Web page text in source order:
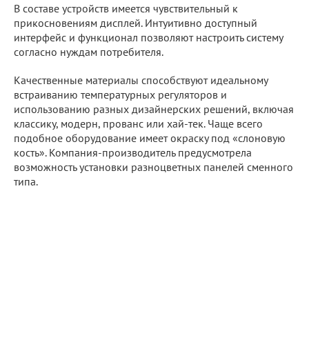
В составе устройств имеется чувствительный к
прикосновениям дисплей. Интуитивно доступный
интерфейс и функционал позволяют настроить систему
согласно нуждам потребителя.
Качественные материалы способствуют идеальному
встраиванию температурных регуляторов и
использованию разных дизайнерских решений, включая
классику, модерн, прованс или хай-тек. Чаще всего
подобное оборудование имеет окраску под «слоновую
кость». Компания-производитель предусмотрела
возможность установки разноцветных панелей сменного
типа.